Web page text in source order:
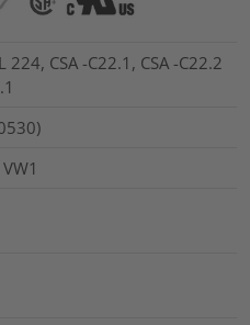
224, CSA -C22.1, CSA -C22.2